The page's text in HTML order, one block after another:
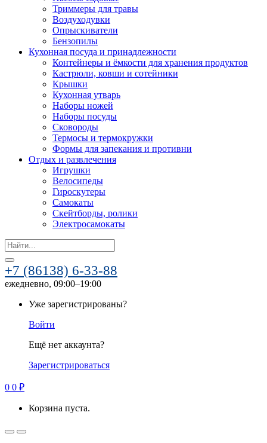
Триммеры для травы
Воздуходувки
Опрыскиватели
Бензопилы
Кухонная посуда и принадлежности
Контейнеры и ёмкости для хранения продуктов
Кастрюли, ковши и сотейники
Крышки
Кухонная утварь
Наборы ножей
Наборы посуды
Сковороды
Термосы и термокружки
Формы для запекания и противни
Отдых и развлечения
Игрушки
Велосипеды
Гироскутеры
Самокаты
Скейтборды, ролики
Электросамокаты
Search
for:
+7 (86138) 6-33-88
ежедневно, 09:00–19:00
Уже зарегистрированы?
Войти
Ещё нет аккаунта?
Зарегистрироваться
0 0 ₽
Корзина пуста.